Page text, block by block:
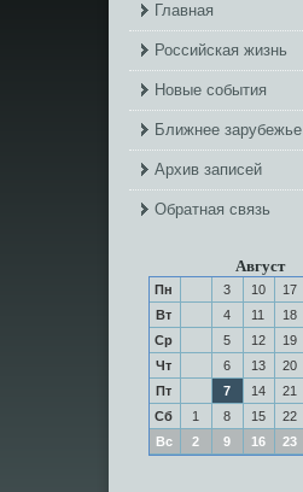
Главная
Российская жизнь
Новые события
Ближнее зарубежье
Архив записей
Обратная связь
Август
Пн 3 10 17
Вт
4 11 18
Ср
5 12 19
Чт
6 13 20
Пт
7 14 21
Сб
1 8 15 22
Вс
2 9 16 23